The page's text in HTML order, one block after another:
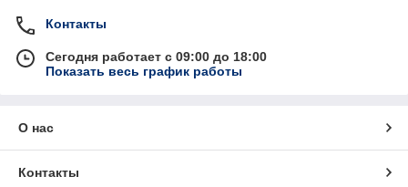
Контакты
Сегодня работает с 09:00 до 18:00
Показать весь график работы
О нас
Контакты